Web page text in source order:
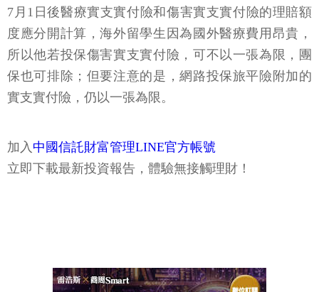
7月1日後醫療實支實付險和傷害實支實付險的理賠額
度應分開計算，海外留學生因為國外醫療費用昂貴，
所以他若投保傷害實支實付險，可不以一張為限，團
保也可排除；但要注意的是，網路投保旅平險附加的
實支實付險，仍以一張為限。
加入 中國信託財富管理LINE官方帳號
立即下載最新投資報告，體驗無接觸理財！